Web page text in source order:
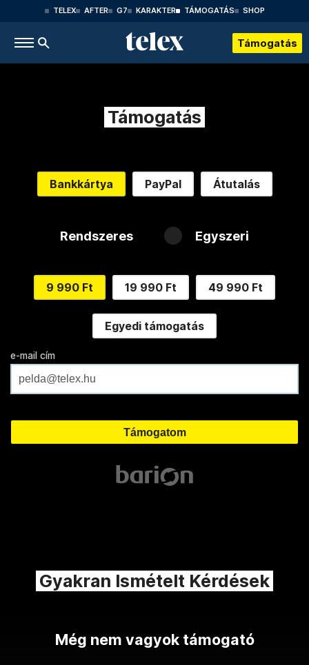
TELEX AFTER G7 KARAKTER TÁMOGATÁS SHOP
Támogatás
Támogatás
Bankkártya PayPal Átutalás
Rendszeres Egyszeri
9 990 Ft 19 990 Ft 49 990 Ft
Egyedi támogatás
e-mail cím
Gyakran Ismételt Kérdések
Még nem vagyok támogató